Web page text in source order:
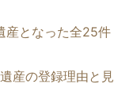
産となった全25件
産の登録理由と見